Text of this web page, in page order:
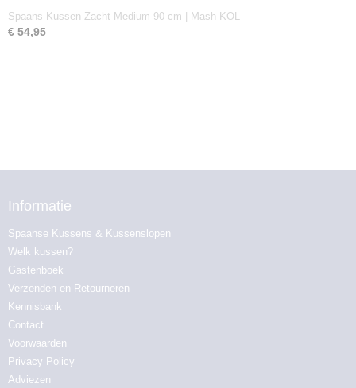
Spaans Kussen Zacht Medium 90 cm | Mash KOL
€ 54,95
Informatie
Spaanse Kussens & Kussenslopen
Welk kussen?
Gastenboek
Verzenden en Retourneren
Kennisbank
Contact
Voorwaarden
Privacy Policy
Adviezen